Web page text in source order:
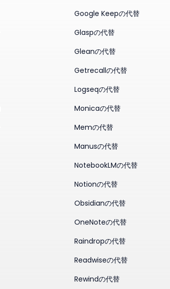
Google Keepの代替
Glaspの代替
Gleanの代替
Getrecallの代替
Logseqの代替
Monicaの代替
Memの代替
Manusの代替
NotebookLMの代替
Notionの代替
Obsidianの代替
OneNoteの代替
Raindropの代替
Readwiseの代替
Rewindの代替